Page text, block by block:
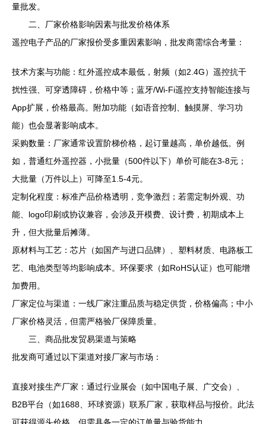
量批发。
二、厂家价格影响因素与批发价格体系
遥控电子产品的厂家报价受多重因素影响，批发商需综合考量：
技术方案与功能：红外遥控成本最低，射频（如2.4G）遥控抗干
扰性强、可穿透障碍，价格中等；蓝牙/Wi-Fi遥控支持智能连接与
App扩展，价格最高。附加功能（如语音控制、触摸屏、学习功
能）也会显著影响成本。
采购数量：厂家通常设置阶梯价格，起订量越高，单价越低。例
如，普通红外遥控器，小批量（500件以下）单价可能在3-8元；
大批量（万件以上）可降至1.5-4元。
定制化程度：标准产品价格透明，竞争激烈；若需定制外观、功
能、logo印刷或协议兼容，会涉及开模费、设计费，初期成本上
升，但大批量后摊薄。
原材料与工艺：芯片（如国产与进口品牌）、塑料材质、电路板工
艺、电池类型等均影响成本。环保要求（如RoHS认证）也可能增
加费用。
厂家定位与渠道：一线厂家注重品质与稳定供货，价格偏高；中小
厂家价格灵活，但需严格验厂保障质量。
三、商品批发贸易渠道与策略
批发商可通过以下渠道对接厂家与市场：
直接对接生产厂家：通过行业展会（如中国电子展、广交会）、
B2B平台（如1688、环球资源）联系厂家，获取样品与报价。此法